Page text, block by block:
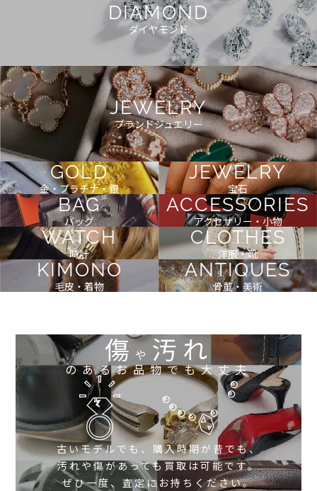
DIAMOND
ダイヤモンド
JEWELRY
ブランドジュエリー
GOLD
金・プラチナ・銀
JEWELRY
宝石
BAG
バッグ
ACCESSORIES
アクセサリー・小物
WATCH
時計
CLOTHES
洋服・靴
KIMONO
毛皮・着物
ANTIQUES
骨董・美術
傷や 汚れ
のあるお品物でも大丈夫
古いモデルでも、購入時期が昔でも、
汚れや傷があっても買取は可能です。
ぜひ一度、査定にお持ちください。